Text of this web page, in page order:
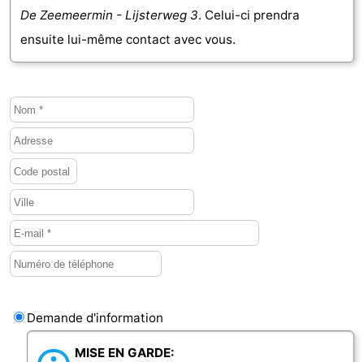
Schouwen
Nature
Oranjezon
Oostkapelle
-
de
Mantelingen
Domburg
-
Zoutelande
-
Vlissingen
-
Middelburg
Météo
Contact
De Zeemeermin - Lijsterweg 3. Celui-ci prendra
ensuite lui-même contact avec vous.
Demande d'information
MISE EN GARDE: